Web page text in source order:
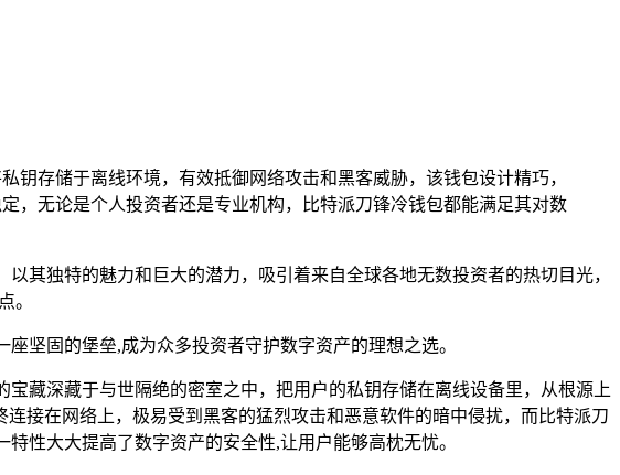
存储于离线环境，有效抵御网络攻击和黑客威胁，该钱包设计精巧，
，无论是个人投资者还是专业机构，比特派刀锋冷钱包都能满足其对数
其独特的魅力和巨大的潜力，吸引着来自全球各地无数投资者的热切目光，
。
坚固的堡垒,成为众多投资者守护数字资产的理想之选。
藏深藏于与世隔绝的密室之中，把用户的私钥存储在离线设备里，从根源上
接在网络上，极易受到黑客的猛烈攻击和恶意软件的暗中侵扰，而比特派刀
性大大提高了数字资产的安全性,让用户能够高枕无忧。